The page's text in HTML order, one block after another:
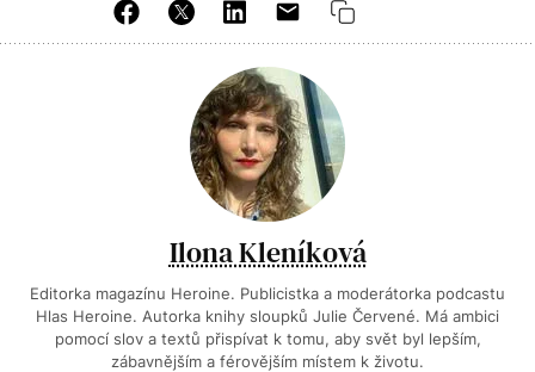
Ilona Kleníková
Editorka magazínu Heroine. Publicistka a moderátorka podcastu
Hlas Heroine. Autorka knihy sloupků Julie Červené. Má ambici
pomocí slov a textů přispívat k tomu, aby svět byl lepším,
zábavnějším a férovějším místem k životu.